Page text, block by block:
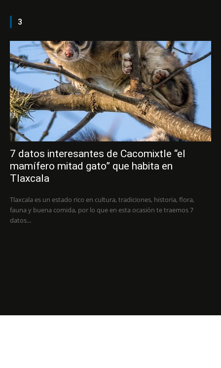
3
7 datos interesantes de Cacomixtle “el
mamífero mitad gato” que habita en
Tlaxcala
Tlaxcala es un estado rico en cultura, tradiciones, historia, flora,
fauna y buena comida, por lo que en esta ocasión te traemos 7
datos...